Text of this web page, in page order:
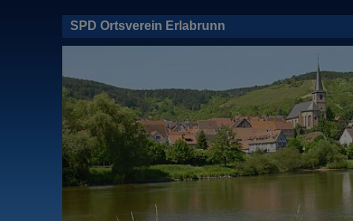
SPD Ortsverein Erlabrunn